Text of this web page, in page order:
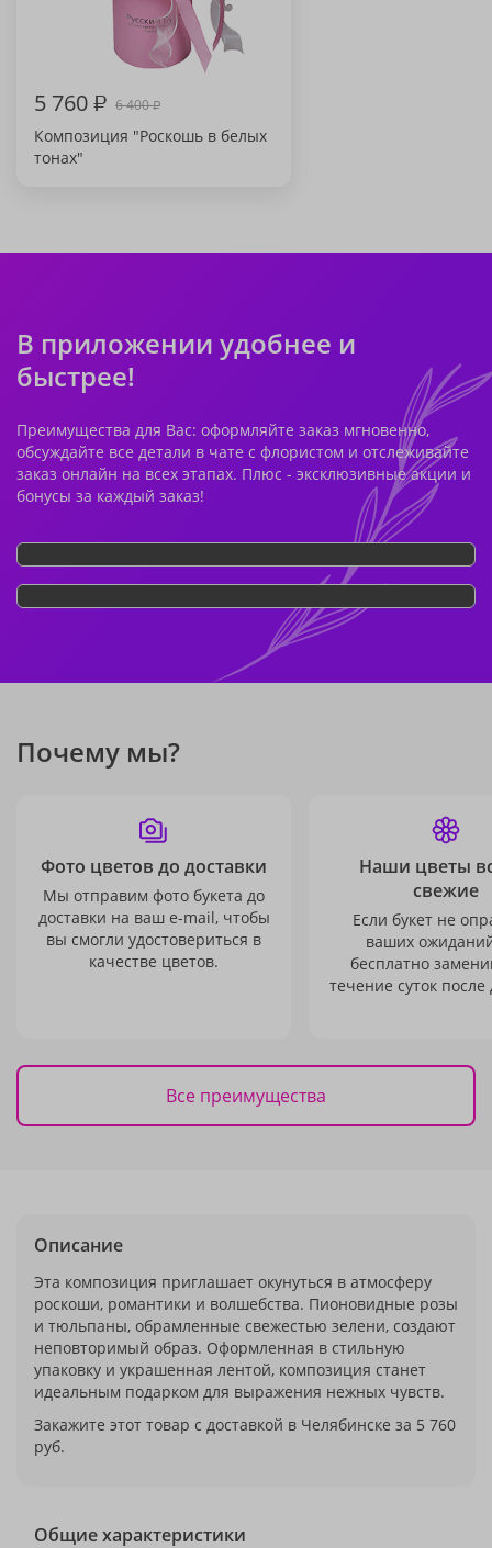
5 760₽ 6 400₽
Композиция "Роскошь в белых
тонах"
В приложении удобнее и
быстрее!
Преимущества для Вас: оформляйте заказ мгновенно,
обсуждайте все детали в чате с флористом и отслеживайте
заказ онлайн на всех этапах. Плюс - эксклюзивные акции и
бонусы за каждый заказ!
Почему мы?
Фото цветов до доставки
Мы отправим фото букета до
доставки на ваш e-mail, чтобы
вы смогли удостовериться в
качестве цветов.
Наши цветы
свежие
Если букет не
ваших
бесплатно
течение суток после
Все преимущества
Описание
Эта композиция приглашает окунуться в атмосферу
роскоши, романтики и волшебства. Пионовидные розы
и тюльпаны, обрамленные свежестью зелени, создают
неповторимый образ. Оформленная в стильную
упаковку и украшенная лентой, композиция станет
идеальным подарком для выражения нежных чувств.
Закажите этот товар с доставкой в Челябинске за 5 760
руб.
Общие характеристики